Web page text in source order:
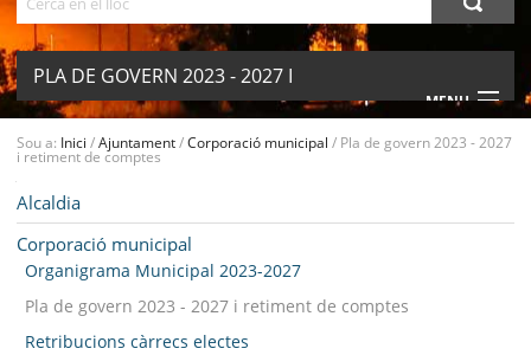
PLA DE GOVERN 2023 - 2027 I
RETIMENT DE COMPTES
MENU
MUNICIPI
SEU ELECTRÒNICA
BELL-LLOC SOLUCIONA
Sou a: Inici /Ajuntament/Corporació municipal / Pla de govern 2023 - 2027
i retiment de comptes
Alcaldia
Corporació municipal
Organigrama Municipal 2023-2027
Pla de govern 2023 - 2027 i retiment de comptes
Retribucions càrrecs electes